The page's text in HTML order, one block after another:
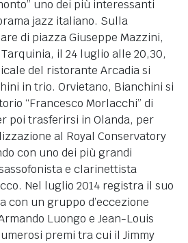
uno dei più interessanti
jazz italiano. Sulla
di piazza Giuseppe Mazzini,
il 24 luglio alle 20,30,
del ristorante Arcadia si
in trio. Orvietano, Bianchini si
“Francesco Morlacchi” di
poi trasferirsi in Olanda, per
al Royal Conservatory
con uno dei più grandi
e clarinettista
Nel luglio 2014 registra il suo
con un gruppo d’eccezione
Luongo e Jean-Louis
premi tra cui il Jimmy